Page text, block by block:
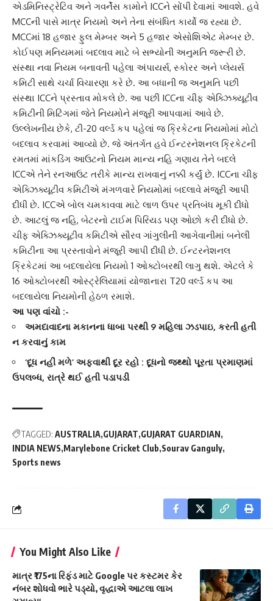
એડમિનિસ્ટ્રેટિવ અને ગવર્નેંસ કામોને ICCને સોંપી દેવામાં આવશે. હવે
MCCની પાસે માત્ર નિયમો અને તેના સંબંધિત કાર્યો જ રહ્યા છે.
MCCમાં 18 હજાર ફુલ મેમ્બર અને 5 હજાર એસોશિએટ મેમ્બર છે.
કોઈપણ મનિયમમાં બદલાવ માટે બે સભ્યોની અનુમતિ જરૂરી છે.
સંસ્થા નવા નિયમ બનાવતી પહેલા અંપાયર્સ, સ્કોરર અને પ્લેયર્સ
કમિટી સાથે ચર્ચા વિચારણા કરે છે. આ બધાની જ અનુમતિ પછી
સંસ્થા ICCને પ્રસ્તાવ મોકલે છે. આ પછી ICCના ચીફ એક્ઝિક્યૂટીવ
કમિટીની મિટિંગમાં જેતે નિયમોને મંજૂરી આપવામાં આવે છે.
ઉલ્લેખનીય છેકે, ટી-20 વર્લ્ડ કપ પહેલાં જ ક્રિકેટના નિયમોમાં મોટો
બદલાવ કરવામાં આવ્યો છે. જે અંતર્ગત હવે ઈન્ટરનેશનલ ક્રિકેટની
રમતમાં માંકડિંગ આઉટનો નિયમ માન્ય નહિ ગણાય તેને બદલે
ICCએ તેને રનઆઉટ તરીકે માન્ય રાખવાનું નક્કી કર્યું છે. ICCના ચીફ
એક્ઝિક્યૂટીવ કમિટીએ મંગળવારે નિયમોમાં બદલાવે મંજૂરી આપી
દીધી છે. ICCએ બોલ ચમકાવવા માટે લાળ ઉપર પ્રતિબંધ મૂકી દીધો
છે. આટલું જ નહિ, બેટરનો ટાઈમ પિરિયડ પણ ઓછો કરી દીધો છે.
ચીફ એક્ઝિક્યૂટીવ કમિટીએ સૌરવ ગાંગુલીની આગેવાનીમાં બનેલી
કમિટીના આ પ્રસ્તાવોને મંજૂરી આપી દીધી છે. ઈન્ટરનેશનલ
ક્રિકેટમાં આ બદલાયેલા નિયમો 1 ઓક્ટોબરથી લાગુ થશે. એટલે કે
16 ઓક્ટોબરથી ઓસ્ટ્રેલિયામાં યોજાનારા T20 વર્લ્ડ કપ આ
બદલાયેલા નિયમોની હેઠળ રમાશે.
આ પણ વાંચો :-
અમદાવાદના મકાનના ધાબા પરથી 9 મહિલા ઝડપાઇ, કરતી હતી
ન કરવાનું કામ
‘દૂધ નહીં મળે’ અફવાથી દૂર રહો : દૂધનો જથ્થો પૂરતા પ્રમાણમાં
ઉપલબ્ધ, રાત્રે થઈ હતી પડાપડી
TAGGED: AUSTRALIA GUJARAT GUJARAT GUARDIAN
INDIA NEWS Marylebone Cricket Club Sourav Ganguly
Sports news
You Might Also Like
માત્ર ₹175ના રિફંડ માટે Google પર કસ્ટમર કેર
નંબર શોધવો ભારે પડ્યો, વૃદ્ધાએ આટલા લાખ